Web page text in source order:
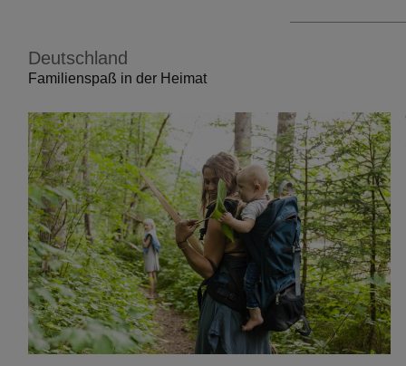
Deutschland
Familienspaß in der Heimat